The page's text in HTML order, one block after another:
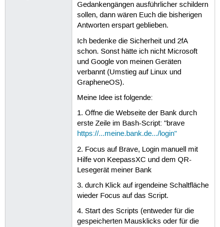
Gedankengängen ausführlicher schildern
sollen, dann wären Euch die bisherigen
Antworten erspart geblieben.
Ich bedenke die Sicherheit und 2fA
schon. Sonst hätte ich nicht Microsoft
und Google von meinen Geräten
verbannt (Umstieg auf Linux und
GrapheneOS).
Meine Idee ist folgende:
1. Öffne die Webseite der Bank durch
erste Zeile im Bash-Script: "brave
https://...meine.bank.de.../login"
2. Focus auf Brave, Login manuell mit
Hilfe von KeepassXC und dem QR-
Lesegerät meiner Bank
3. durch Klick auf irgendeine Schaltfläche
wieder Focus auf das Script.
4. Start des Scripts (entweder für die
gespeicherten Mausklicks oder für die